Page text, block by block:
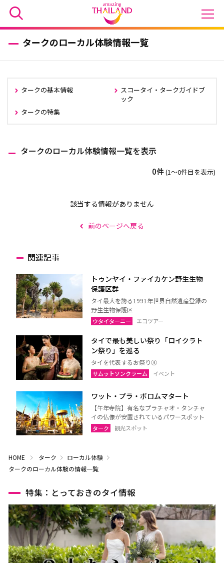
タークのローカル体験情報一覧
タークの基本情報
スコータイ・タークガイドブ
ック
タークの特集
タークのローカル体験情報一覧を表示
0件(1〜0件目を表示)
該当する情報がありません
前のページへ戻る
関連記事
トゥンヤイ・ファイカケン野生生物
保護区群
タイ最大を誇る1991年世界自然遺産登録の
野生生物保護区
ウタイターニー エコツアー
タイで最も美しい祭り「ロイクラト
ン祭り」を巡る
タイを代表するお祭り③
サムットソンクラーム イベント
ワット・プラ・ボロムマタート
【午年寺院】有名なプラチャオ・タンチャ
イの仏像が安置されているパワースポット
ターク 観光スポット
HOME ターク
ローカル体験
タークのローカル体験の情報一覧
特集：とっておきのタイ情報